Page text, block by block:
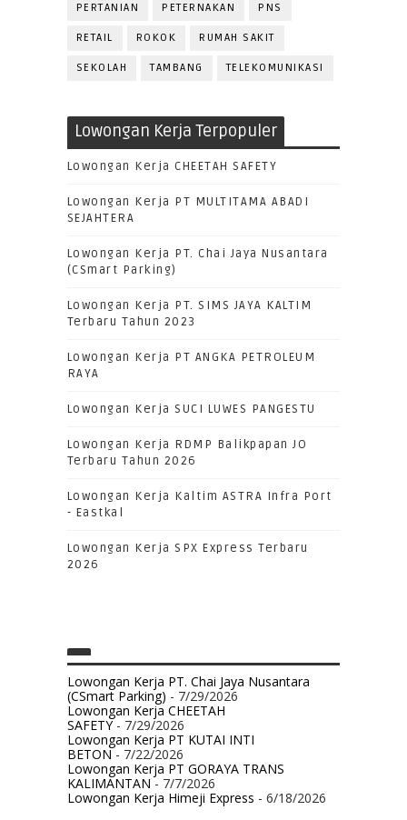
PERTANIAN PETERNAKAN PNS
RETAIL ROKOK RUMAH SAKIT
SEKOLAH TAMBANG TELEKOMUNIKASI
Lowongan Kerja Terpopuler
Lowongan Kerja CHEETAH SAFETY
Lowongan Kerja PT MULTITAMA ABADI
SEJAHTERA
Lowongan Kerja PT. Chai Jaya Nusantara
(CSmart Parking)
Lowongan Kerja PT. SIMS JAYA KALTIM
Terbaru Tahun 2023
Lowongan Kerja PT ANGKA PETROLEUM
RAYA
Lowongan Kerja SUCI LUWES PANGESTU
Lowongan Kerja RDMP Balikpapan JO
Terbaru Tahun 2026
Lowongan Kerja Kaltim ASTRA Infra Port
- Eastkal
Lowongan Kerja SPX Express Terbaru
2026
Lowongan Kerja PT. Chai Jaya Nusantara
(CSmart Parking) - 7/29/2026
Lowongan Kerja CHEETAH
SAFETY- 7/29/2026
Lowongan Kerja PT KUTAI INTI
BETON - 7/22/2026
Lowongan Kerja PT GORAYA TRANS
KALIMANTAN - 7/7/2026
Lowongan Kerja Himeji Express - 6/18/2026